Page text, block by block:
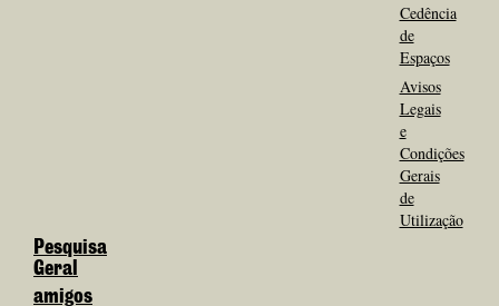
Cedência
de
Espaços
Avisos
Legais
e
Condições
Gerais
de
Utilização
Pesquisa
Geral
amigos